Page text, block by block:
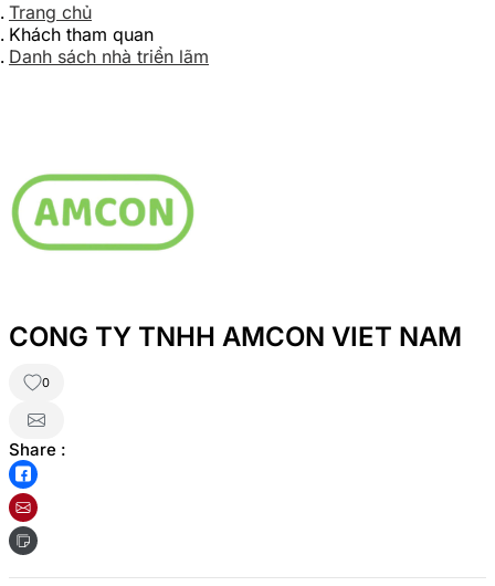
Trang chủ
Khách tham quan
Danh sách nhà triển lãm
CONG TY TNHH AMCON VIET NAM
0
Share :